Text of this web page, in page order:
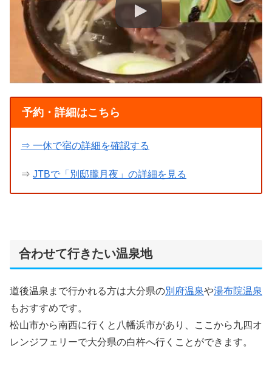
予約・詳細はこちら
⇒ 一休で宿の詳細を確認する
⇒ JTBで「別邸朧月夜」の詳細を見る
合わせて行きたい温泉地
道後温泉まで行かれる方は大分県の別府温泉や湯布院温泉
もおすすめです。
松山市から南西に行くと八幡浜市があり、ここから九四オ
レンジフェリーで大分県の白杵へ行くことができます。